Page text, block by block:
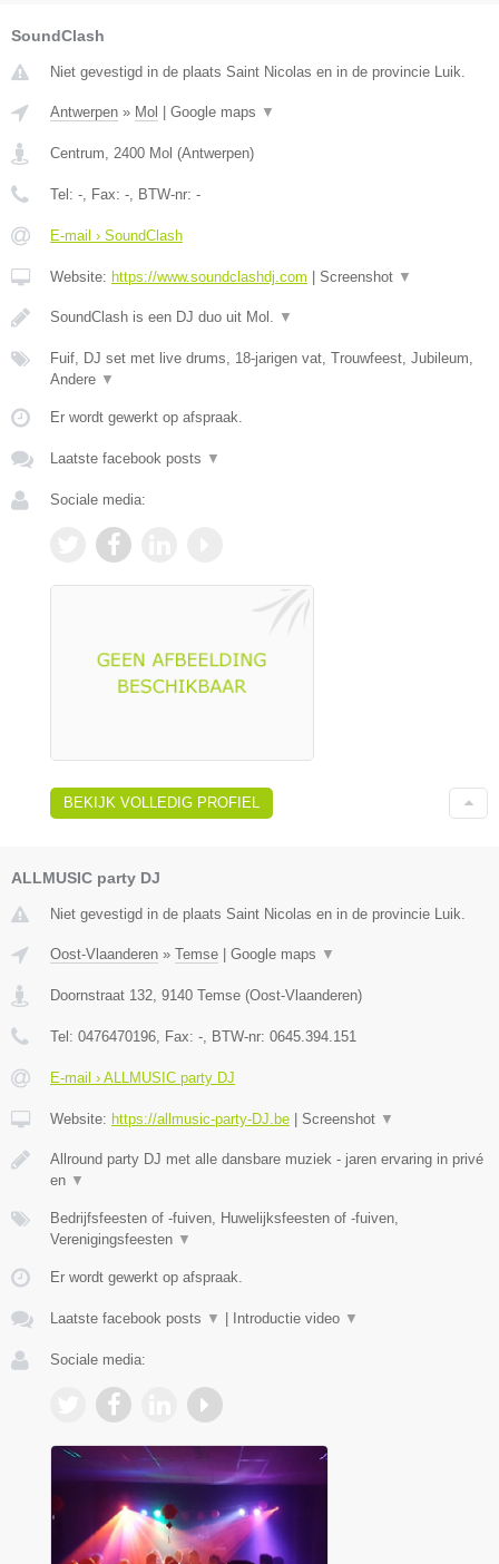
SoundClash
Niet gevestigd in de plaats Saint Nicolas en in de provincie Luik.
Antwerpen » Mol Google maps ▼
Centrum 2400 Mol (Antwerpen)
Tel: - , Fax: - , BTW-nr: -
E-mail › SoundClash
Website: https://www.soundclashdj.com Screenshot ▼
SoundClash is een DJ duo uit Mol. ▼
Fuif, DJ set met live drums, 18-jarigen vat, Trouwfeest, Jubileum,
Andere ▼
Er wordt gewerkt op afspraak.
Laatste facebook posts ▼
Sociale media:
BEKIJK VOLLEDIG PROFIEL
ALLMUSIC party DJ
Niet gevestigd in de plaats Saint Nicolas en in de provincie Luik.
Oost-Vlaanderen » Temse Google maps ▼
Doornstraat 132, 9140 Temse (Oost-Vlaanderen)
Tel: 0476470196, Fax: -, BTW-nr: 0645.394.151
E-mail › ALLMUSIC party DJ
Website: https://allmusic-party-DJ.be Screenshot ▼
Allround party DJ met alle dansbare muziek - jaren ervaring in privé
en ▼
Bedrijfsfeesten of -fuiven, Huwelijksfeesten of -fuiven,
Verenigingsfeesten ▼
Er wordt gewerkt op afspraak.
Laatste facebook posts ▼ Introductie video ▼
Sociale media: